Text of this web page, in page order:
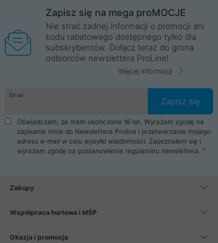
Zapisz się na mega proMOCJE
Nie strać żadnej informacji o promocji ani
kodu rabatowego dostępnego tylko dla
subskrybentów. Dołącz teraz do grona
odbiorców newslettera ProLine!
Więcej informacji
Email
Zapisz się
Oświadczam, że mam ukończone 16 lat. Wyrażam zgodę na
zapisanie mnie do Newslettera Proline i przetwarzanie mojego
adresu e-mail w celu wysyłki wiadomości. Zapoznałem się i
wyrażam zgodę na postanowienia regulaminu newslettera.
Zakupy
Współpraca hurtowa i MŚP
Okazja i promocja